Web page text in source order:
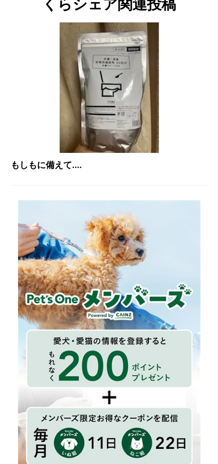
くらシェア関連投稿
もしもに備えて....